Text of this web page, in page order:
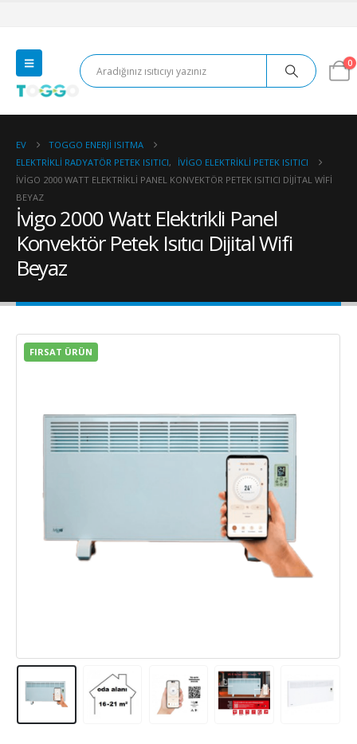
0
EV
TOGGO ENERJI ISITMA
ELEKTRIKLI RADYATÖR PETEK ISITICI,
İVIGO ELEKTRIKLI PETEK ISITICI
İVIGO 2000 WATT ELEKTRIKLI PANEL KONVEKTÖR PETEK ISITICI DIJITAL WIFI
BEYAZ
İvigo 2000 Watt Elektrikli Panel
Konvektör Petek Isıtıcı Dijital Wifi
Beyaz
FIRSAT ÜRÜN